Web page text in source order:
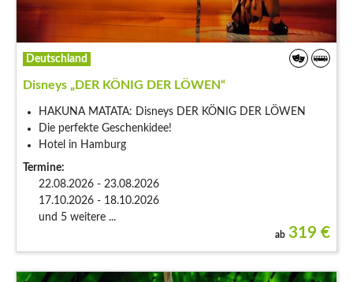
Deutschland
Disneys „DER KÖNIG DER LÖWEN“
HAKUNA MATATA: Disneys DER KÖNIG DER LÖWEN
Die perfekte Geschenkidee!
Hotel in Hamburg
Termine:
22.08.2026 - 23.08.2026
17.10.2026 - 18.10.2026
und 5 weitere ...
ab 319 €